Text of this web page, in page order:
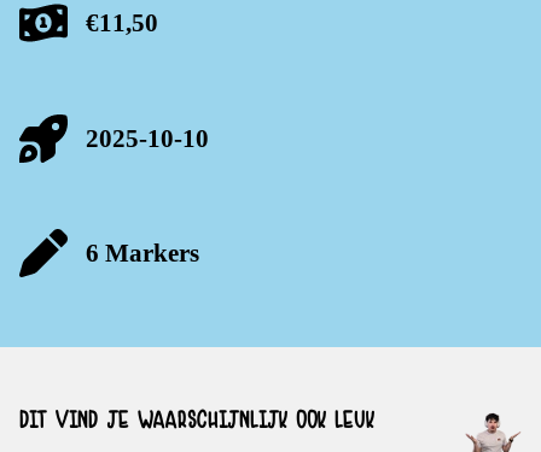
€11,50
2025-10-10
6 Markers
DIT VIND JE WAARSCHIJNLIJK OOK LEUK